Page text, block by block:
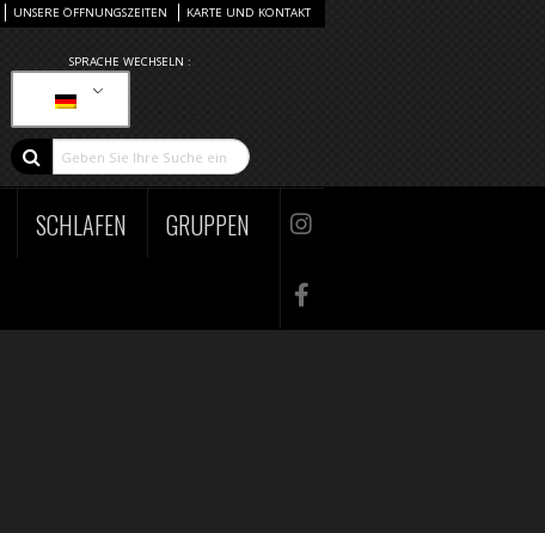
SPRACHE WECHSELN :
UNSERE ÖFFNUNGSZEITEN KARTE UND KONTAKT
SCHLAFEN GRUPPEN